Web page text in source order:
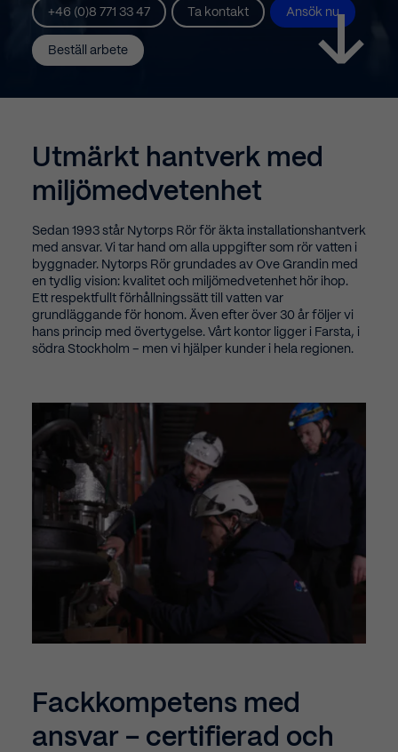
+46 (0)8 771 33 47 Ta kontakt Ansök nu
Beställ arbete
Utmärkt hantverk med
miljömedvetenhet
Sedan 1993 står Nytorps Rör för äkta installationshantverk
med ansvar. Vi tar hand om alla uppgifter som rör vatten i
byggnader. Nytorps Rör grundades av Ove Grandin med
en tydlig vision: kvalitet och miljömedvetenhet hör ihop.
Ett respektfullt förhållningssätt till vatten var
grundläggande för honom. Även efter över 30 år följer vi
hans princip med övertygelse. Vårt kontor ligger i Farsta, i
södra Stockholm – men vi hjälper kunder i hela regionen.
Fackkompetens med
ansvar – certifierad och